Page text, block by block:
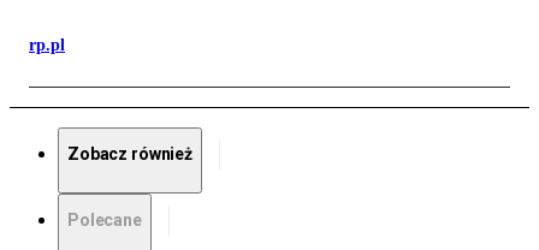
rp.pl
Zobacz również
Polecane